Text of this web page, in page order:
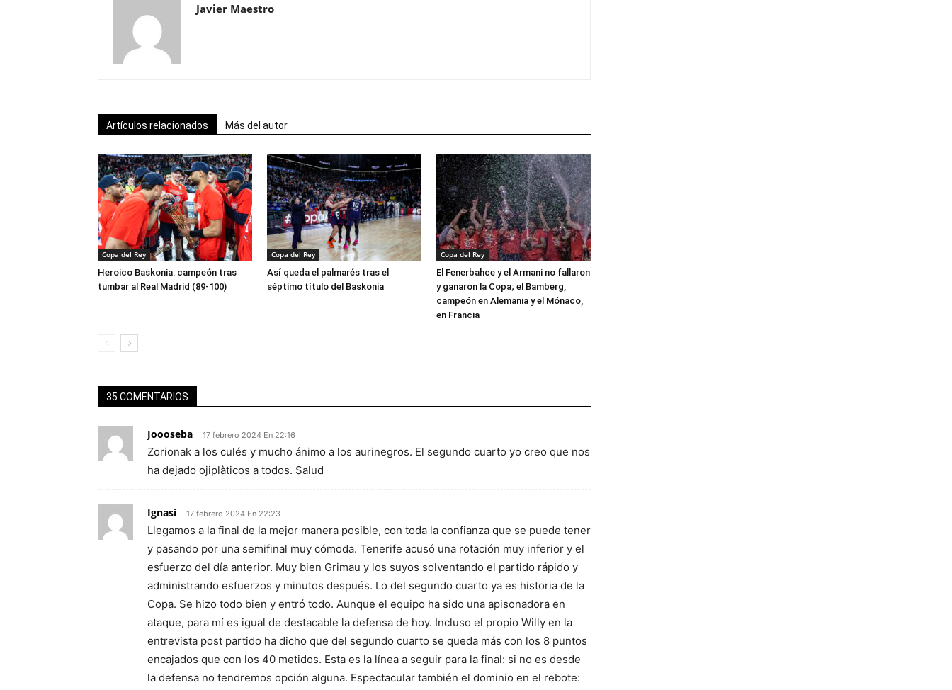
Javier Maestro
Artículos relacionados Más del autor
Copa del Rey
Heroico Baskonia: campeón tras
tumbar al Real Madrid (89-100)
Copa del Rey
Así queda el palmarés tras el
séptimo título del Baskonia
Copa del Rey
El Fenerbahce y el Armani no fallaron
y ganaron la Copa; el Bamberg,
campeón en Alemania y el Mónaco,
en Francia
35 COMENTARIOS
Joooseba 17 febrero 2024 En 22:16
Zorionak a los culés y mucho ánimo a los aurinegros. El segundo cuarto yo creo que nos
ha dejado ojiplàticos a todos. Salud
Ignasi 17 febrero 2024 En 22:23
Llegamos a la final de la mejor manera posible, con toda la confianza que se puede tener
y pasando por una semifinal muy cómoda. Tenerife acusó una rotación muy inferior y el
esfuerzo del día anterior. Muy bien Grimau y los suyos solventando el partido rápido y
administrando esfuerzos y minutos después. Lo del segundo cuarto ya es historia de la
Copa. Se hizo todo bien y entró todo. Aunque el equipo ha sido una apisonadora en
ataque, para mí es igual de destacable la defensa de hoy. Incluso el propio Willy en la
entrevista post partido ha dicho que del segundo cuarto se queda más con los 8 puntos
encajados que con los 40 metidos. Esta es la línea a seguir para la final: si no es desde
la defensa no tendremos opción alguna. Espectacular también el dominio en el rebote: